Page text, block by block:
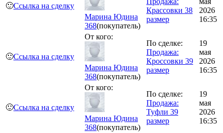
🙂Ссылка на сделку
Марина Юдина
368(покупатель)
Крассовки 38
размер
2026
16:35
🙂Ссылка на сделку
От кого:
Марина Юдина
368(покупатель)
По сделке:
Продажа:
Кроссовки 39
размер
19
мая
2026
16:35
🙂Ссылка на сделку
От кого:
Марина Юдина
368(покупатель)
По сделке:
Продажа:
Туфли 39
размер
19
мая
2026
16:35